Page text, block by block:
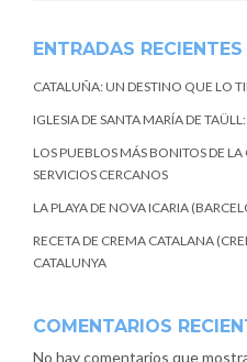
ENTRADAS RECIENTES
CATALUÑA: UN DESTINO QUE LO
IGLESIA DE SANTA MARÍA DE
LOS PUEBLOS MÁS BONITOS DE LA
SERVICIOS CERCANOS
LA PLAYA DE NOVA ICARIA
RECETA DE CREMA CATALANA
CATALUNYA
COMENTARIOS
No hay comentarios que